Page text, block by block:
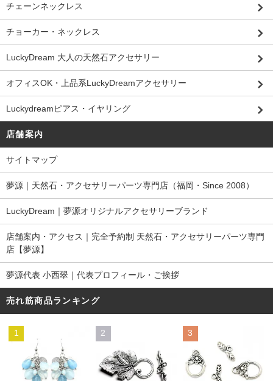
チェーンネックレス
チョーカー・ネックレス
LuckyDream 大人の天然石アクセサリー
オフィスOK・上品系LuckyDreamアクセサリー
Luckydreamピアス・イヤリング
店舗案内
サイトマップ
夢源｜天然石・アクセサリーパーツ専門店（福岡・Since 2008）
LuckyDream｜夢源オリジナルアクセサリーブランド
店舗案内・アクセス｜完全予約制 天然石・アクセサリーパーツ専門
店【夢源】
夢源代表 小西翠｜代表プロフィール・ご挨拶
売れ筋商品ランキング
1 2 3